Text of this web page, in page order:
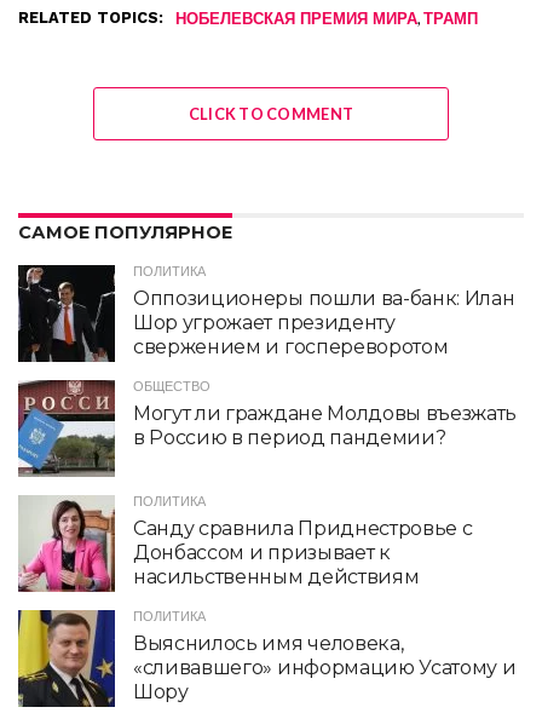
RELATED TOPICS: НОБЕЛЕВСКАЯ ПРЕМИЯ МИРА, ТРАМП
CLICK TO COMMENT
САМОЕ ПОПУЛЯРНОЕ
ПОЛИТИКА
Оппозиционеры пошли ва-банк: Илан
Шор угрожает президенту
свержением и госпереворотом
ОБЩЕСТВО
Могут ли граждане Молдовы въезжать
в Россию в период пандемии?
ПОЛИТИКА
Санду сравнила Приднестровье с
Донбассом и призывает к
насильственным действиям
ПОЛИТИКА
Выяснилось имя человека,
«сливавшего» информацию Усатому и
Шору